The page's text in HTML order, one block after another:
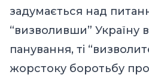
задумається над
“визволивши” Україну
панування, ті
жорстоку боротьбу